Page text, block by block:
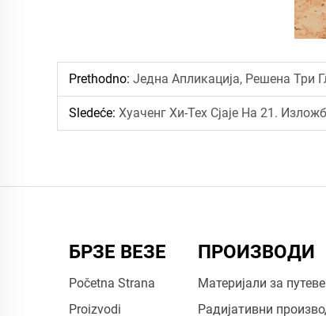
Prethodno: Једна Апликација, Решена Три
Sledeće: Хуаченг Хи-Тех Сјаје На 21.
БРЗЕ ВЕЗЕ
Početna Strana
Proizvodi
ПРОИЗВОДИ
Материјали за
Радијативни